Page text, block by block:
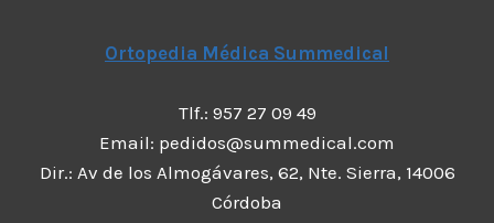
Ortopedia Médica Summedical
Tlf.: 957 27 09 49
Email: pedidos@summedical.com
Dir.: Av de los Almogávares, 62, Nte. Sierra, 14006
Córdoba